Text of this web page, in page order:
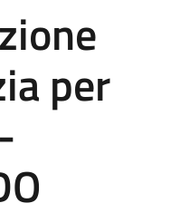
per